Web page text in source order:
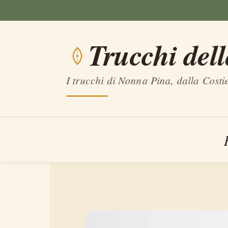
contenuto
Trucchi
I trucchi di Nonna Pina, dalla